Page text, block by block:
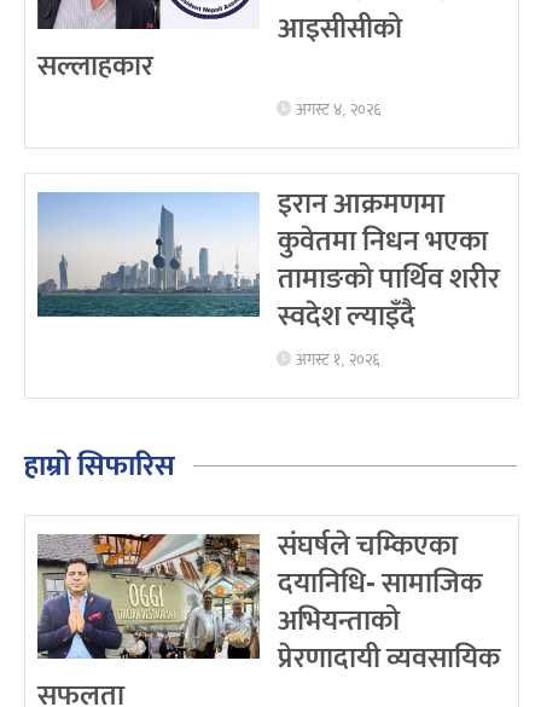
आइसीसीको
सल्लाहकार
अगस्ट ४, २०२६
इरान आक्रमणमा
कुवेतमा निधन भएका
तामाङको पार्थिव शरीर
स्वदेश ल्याइँदै
अगस्ट १, २०२६
हाम्रो सिफारिस
संघर्षले चम्किएका
दयानिधि- सामाजिक
अभियन्ताको
प्रेरणादायी व्यवसायिक
सफलता